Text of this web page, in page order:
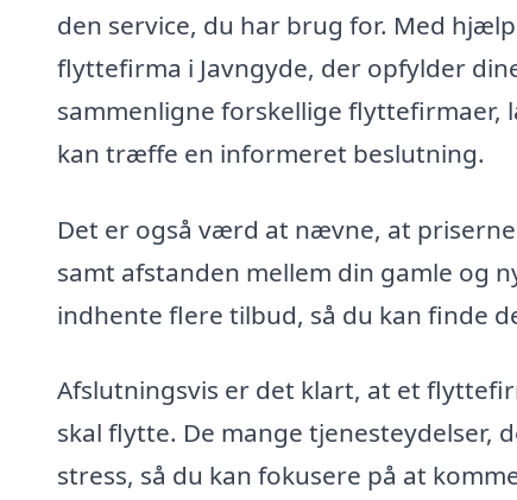
den service, du har brug for. Med
flyttefirma i Javngyde, der opfylder
sammenligne forskellige flyttefirmaer,
kan træffe en informeret beslutning.
Det er også værd at nævne, at
samt afstanden mellem din gamle og
indhente flere tilbud, så du kan finde
Afslutningsvis er det klart, at et
skal flytte. De mange tjenesteydelser,
stress, så du kan fokusere på at